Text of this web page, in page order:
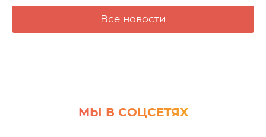
Все новости
МЫ В СОЦСЕТЯХ